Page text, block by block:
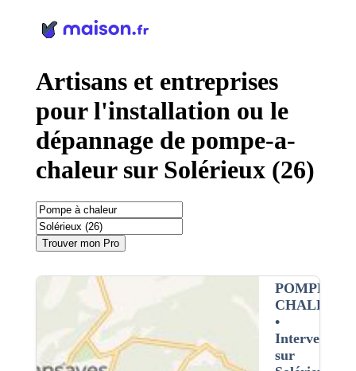
Artisans et entreprises
pour l'installation ou le
dépannage de pompe-a-
chaleur sur Solérieux (26)
Trouver mon Pro
POMPE À
CHALEUR
•
Intervention
sur